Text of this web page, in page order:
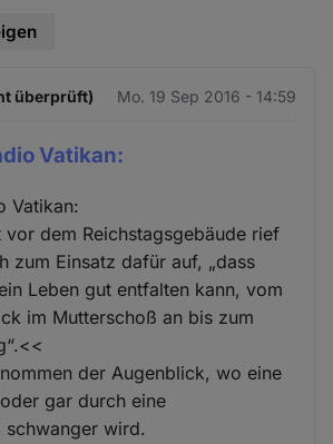
überprüft) Mo. 19 Sep 2016 - 14:59
Vatikan:
Vatikan:
vor dem Reichstagsgebäude rief
zum Einsatz dafür auf, „dass
Leben gut entfalten kann, vom
im Mutterschoß an bis zum
der Augenblick, wo eine
gar durch eine
wird.